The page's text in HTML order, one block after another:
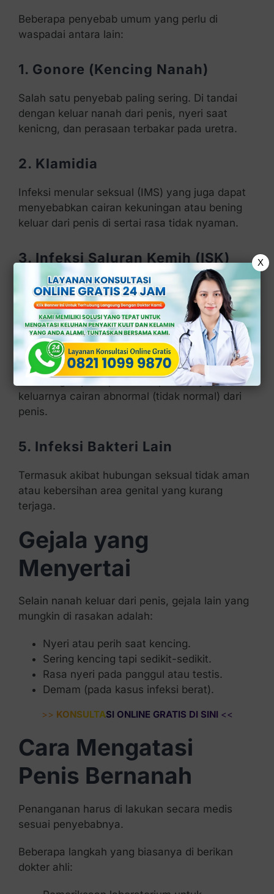
Beberapa penyebab umum yang perlu di
waspadai antara lain:
1. Gonore (Kencing Nanah)
Salah satu penyebab paling sering. Di tandai
dengan keluar nanah dari penis, nyeri saat
kenicng, dan perasaan terbakar pada uretra.
2. Klamidia
Infeksi menular seksual (IMS) yang juga dapat
menyebabkan cairan kekuningan atau bening
keluar dari penis di sertai rasa tidak nyaman.
3. Infeksi Saluran Kemih (ISK)
Meskipun lebih jarang pada pria, ISK (infeksi
saluran kemih) bisa menimbulkan cairan
abnormal (tidak normal) dan nyeri kencing.
4. Prostatitis
Peradangan pada prostat dapat menyebabkan
keluarnya cairan abnormal (tidak normal) dari
penis.
5. Infeksi Bakteri Lain
Termasuk akibat hubungan seksual tidak aman
atau kebersihan area genital yang kurang
terjaga.
Gejala yang
Menyertai
Selain nanah keluar dari penis, gejala lain yang
mungkin di rasakan adalah:
Nyeri atau perih saat kencing.
Sering kencing tapi sedikit-sedikit.
Rasa nyeri pada panggul atau testis.
Demam (pada kasus infeksi berat).
>> KONSULTASI ONLINE GRATIS DI SINI <<
Cara Mengatasi
Penis Bernanah
Penanganan harus di lakukan secara medis
sesuai penyebabnya.
Beberapa langkah yang biasanya di berikan
dokter ahli:
X